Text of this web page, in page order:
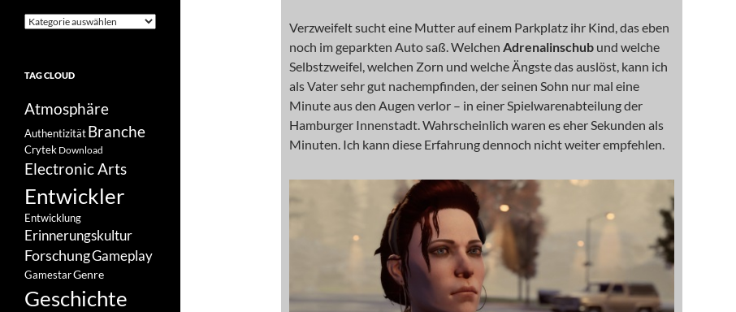
Verzweifelt sucht eine Mutter auf einem Parkplatz ihr Kind, das eben
noch im geparkten Auto saß. Welchen Adrenalinschub und welche
Selbstzweifel, welchen Zorn und welche Ängste das auslöst, kann ich
als Vater sehr gut nachempfinden, der seinen Sohn nur mal eine
Minute aus den Augen verlor – in einer Spielwarenabteilung der
Hamburger Innenstadt. Wahrscheinlich waren es eher Sekunden als
Minuten. Ich kann diese Erfahrung dennoch nicht weiter empfehlen.
Suche
TAG CLOUD
Atmosphäre
Authentizität Branche
Crytek Download
Electronic Arts
Entwickler
Entwicklung
Erinnerungskultur
ForschungGameplay
GamestarGenre
Geschichte